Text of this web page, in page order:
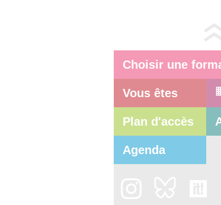
Choisir une
Vous êtes
Plan d'accès
Agenda